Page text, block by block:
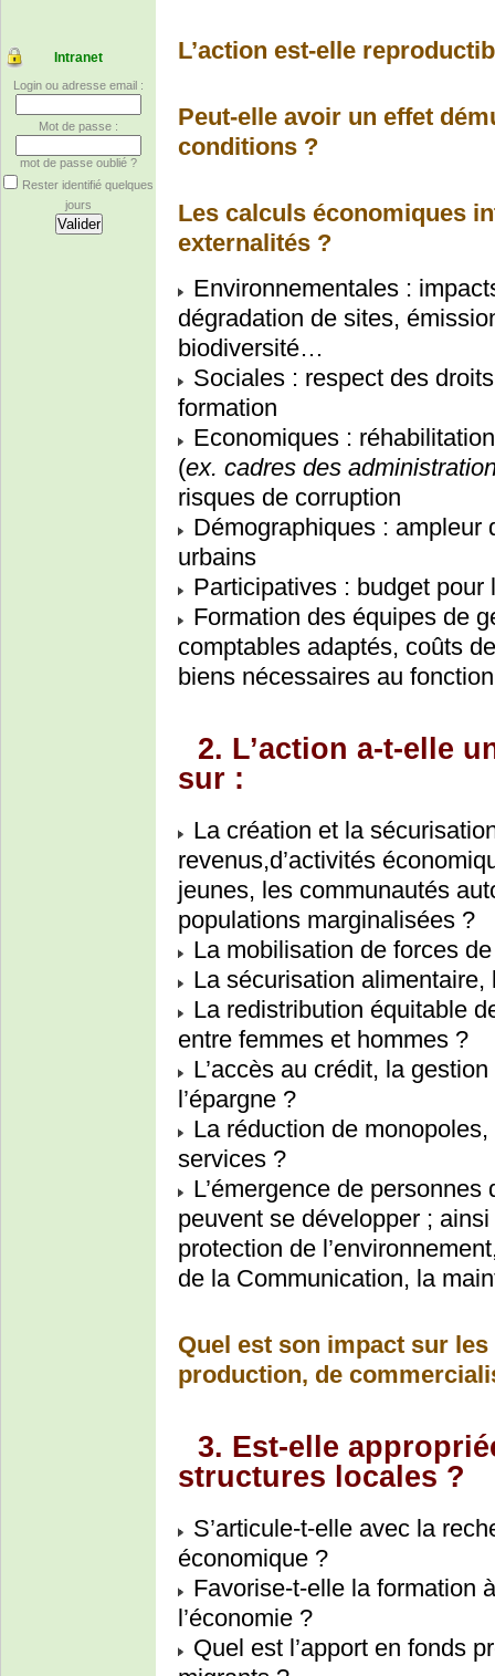
Intranet
Login ou adresse email :
Mot de passe :
mot de passe oublié ?
Rester identifié quelques
jours
L’action est-elle
Peut-elle avoir un effet
conditions ?
Les calculs économiques
externalités ?
Environnementales :
dégradation de sites,
biodiversité…
Sociales : respect des
formation
Economiques :
(ex. cadres des
risques de corruption
Démographiques : ampleur
urbains
Participatives : budget pour
Formation des équipes de
comptables adaptés, coûts
biens nécessaires au
2. L’action a-t-elle
sur :
La création et la
revenus,d’activités
jeunes, les communautés
populations marginalisées ?
La mobilisation de forces
La sécurisation alimentaire,
La redistribution équitable
entre femmes et hommes ?
L’accès au crédit, la
l’épargne ?
La réduction de
services ?
L’émergence de
peuvent se développer ;
protection de
de la Communication, la
Quel est son impact sur
production, de
3. Est-elle
structures locales ?
S’articule-t-elle avec la
économique ?
Favorise-t-elle la formation
l’économie ?
Quel est l’apport en fonds